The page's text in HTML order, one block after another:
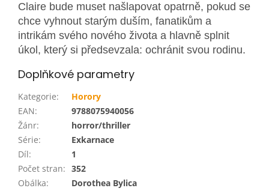
Claire bude muset našlapovat opatrně, pokud se
chce vyhnout starým duším, fanatikům a
intrikám svého nového života a hlavně splnit
úkol, který si předsevzala: ochránit svou rodinu.
Doplňkové parametry
Kategorie:
Horory
EAN:
9788075940056
Žánr:
horror/thriller
Série:
Exkarnace
Díl:
1
Počet stran: 352
Obálka:
Dorothea Bylica